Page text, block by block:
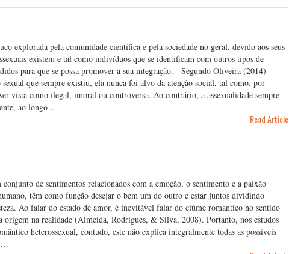
explorada pela comunidade científica e pela sociedade no geral, devido aos seus
existem e tal como indivíduos que se identificam com outros tipos de
para que se possa promover a sua integração. Segundo Oliveira (2014)
sexual que sempre existiu, ela nunca foi alvo da atenção social, tal como, por
vista como ilegal, imoral ou controversa. Ao contrário, a assexualidade sempre
ao longo …
Read Article
de sentimentos relacionados com a emoção, o sentimento e a paixão
têm como função desejar o bem um do outro e estar juntos dividindo
Ao falar do estado de amor, é inevitável falar do ciúme romântico no sentido
origem na realidade (Almeida, Rodrigues, & Silva, 2008). Portanto, nos estudos
heterossexual, contudo, este não explica integralmente todas as possíveis
…